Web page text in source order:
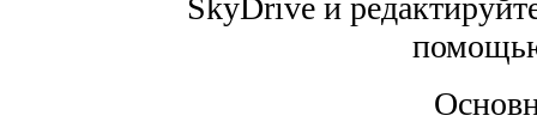
SkyDrive и